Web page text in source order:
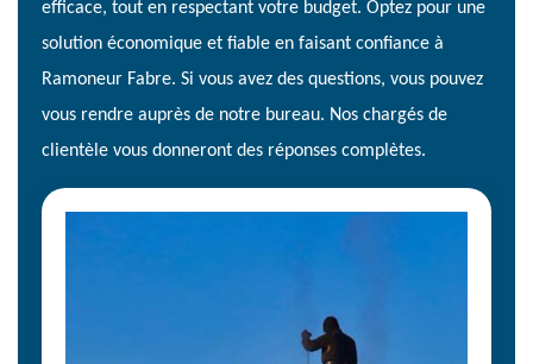
efficace, tout en respectant votre budget. Optez pour une
solution économique et fiable en faisant confiance à
Ramoneur Fabre. Si vous avez des questions, vous pouvez
vous rendre auprès de notre bureau. Nos chargés de
clientèle vous donneront des réponses complètes.